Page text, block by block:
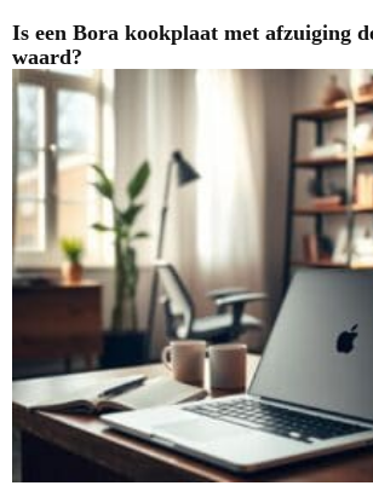
Is een Bora kookplaat met afzuiging
waard?